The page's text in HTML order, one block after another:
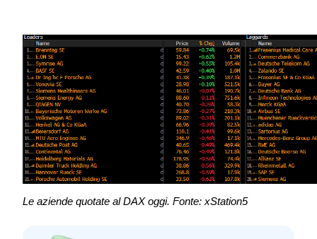
Le aziende quotate al DAX oggi. Fonte: xStation5